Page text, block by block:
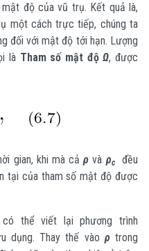
độ của vũ trụ. Kết quả là,
một cách trực tiếp, chúng ta
đối với mật độ tới hạn. Lượng
là Tham số mật độ Ω, được
gian, khi mà cảρ và ρc
đều
tại của tham số mật độ được
thể viết lại phương trình
dụng. Thay thế vào ρ trong